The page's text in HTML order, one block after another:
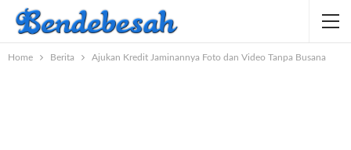
Home Berita Ajukan Kredit Jaminannya Foto dan Video Tanpa Busana